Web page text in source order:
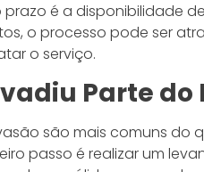
é a disponibilidade
o processo pode ser
o serviço.
Parte do
são mais comuns do
passo é realizar um